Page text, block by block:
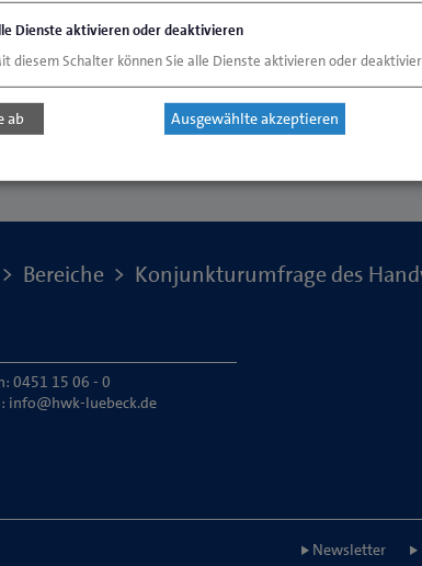
Bereiche Konjunkturumfrage des
0451 15 06 - 0
info@hwk-luebeck.de
Newsletter
Dienste aktivieren oder deaktivieren
diesem Schalter können Sie alle Dienste aktivieren oder
ab Ausgewählte akzeptieren